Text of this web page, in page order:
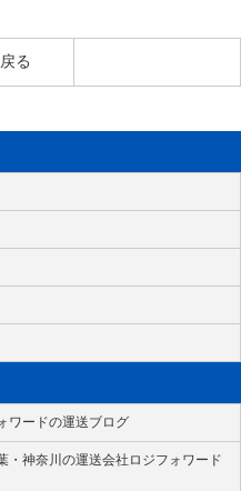
る
ワードの運送ブログ
・神奈川の運送会社ロジフォワード